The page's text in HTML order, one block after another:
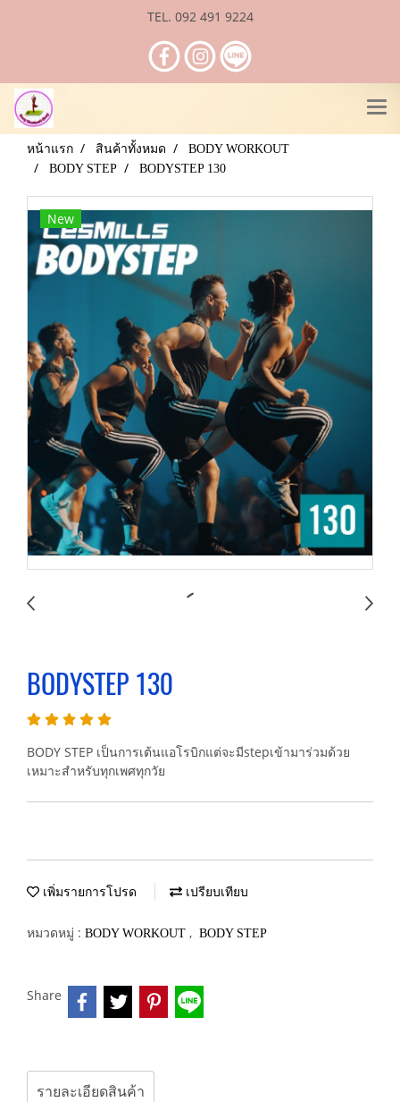
TEL. 092 491 9224
หน้าแรก สินค้าทั้งหมด
BODY WORKOUT
BODY STEP
BODYSTEP 130
New
BODYSTEP 130
BODY STEP เป็นการเต้นแอโรบิกแต่จะมีstepเข้ามาร่วมด้วย
เหมาะสำหรับทุกเพศทุกวัย
เพิ่มรายการโปรด เปรียบเทียบ
หมวดหมู่ : BODY WORKOUT , BODY STEP
Share
รายละเอียดสินค้า